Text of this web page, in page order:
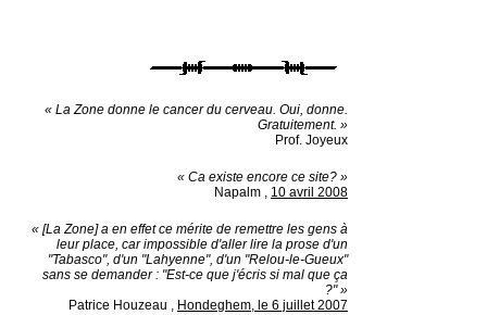
« La Zone donne le cancer du cerveau. Oui, donne.
Gratuitement. »
Prof. Joyeux
« Ca existe encore ce site? »
Napalm , 10 avril 2008
« [La Zone] a en effet ce mérite de remettre les gens à
leur place, car impossible d'aller lire la prose d'un
"Tabasco", d'un "Lahyenne", d'un "Relou-le-Gueux"
sans se demander : "Est-ce que j'écris si mal que ça
?" »
Patrice Houzeau , Hondeghem, le 6 juillet 2007